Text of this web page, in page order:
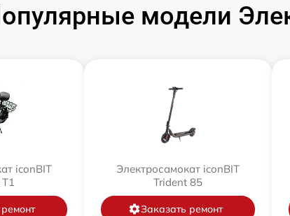
модели
iconBIT
Электросамокат iconBIT
Trident 85
Заказать ремонт